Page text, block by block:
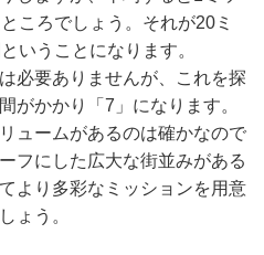
ころでしょう。それが20ミ
いうことになります。
必要ありませんが、これを探
がかかり「7」になります。
ュームがあるのは確かなので
フにした広大な街並みがある
より多彩なミッションを用意
ょう。